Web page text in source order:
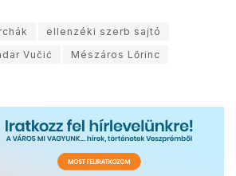
ellenzéki szerb sajtó
Vučić
Mészáros Lőrinc